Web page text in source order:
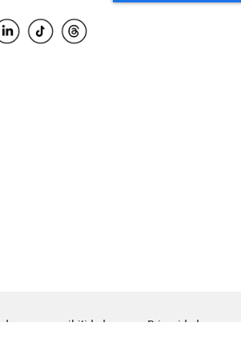
para accesibilidad Privacidad